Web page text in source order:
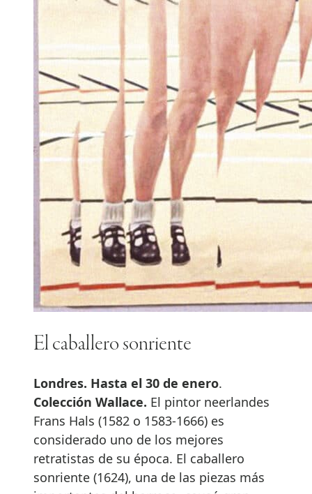
El caballero sonriente
Londres. Hasta el 30 de enero.
Colección Wallace. El pintor neerlandes
Frans Hals (1582 o 1583-1666) es
considerado uno de los mejores
retratistas de su época. El caballero
sonriente (1624), una de las piezas más